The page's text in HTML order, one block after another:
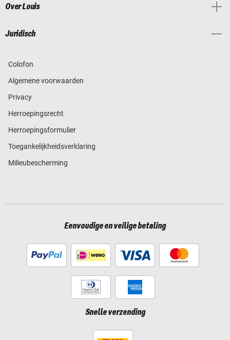
Over Louis
Juridisch
Colofon
Algemene voorwaarden
Privacy
Herroepingsrecht
Herroepingsformulier
Toegankelijkheidsverklaring
Milieubescherming
Eenvoudige en veilige betaling
Snelle verzending